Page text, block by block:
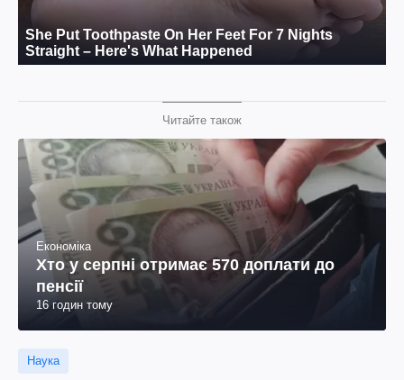
Читайте також
Економіка
Хто у серпні отримає 570 доплати до
пенсії
16 годин тому
Наука